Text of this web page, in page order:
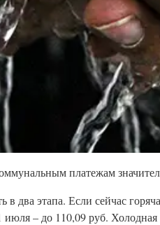
платежам
два этапа. Если сейчас
– до 110,09 руб.